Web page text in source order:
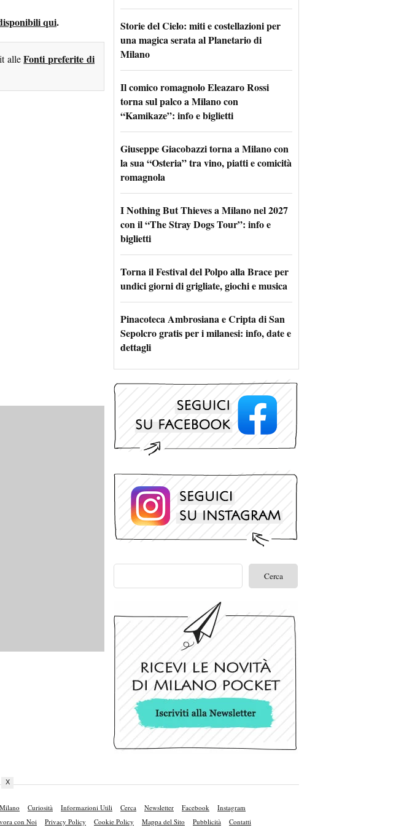
qui.
alleFonti preferite di
Storie del Cielo: miti e costellazioni per
una magica serata al Planetario di
Milano
Il comico romagnolo Eleazaro Rossi
torna sul palco a Milano con
“Kamikaze”: info e biglietti
Giuseppe Giacobazzi torna a Milano con
la sua “Osteria” tra vino, piatti e comicità
romagnola
I Nothing But Thieves a Milano nel 2027
con il “The Stray Dogs Tour”: info e
biglietti
Torna il Festival del Polpo alla Brace per
undici giorni di grigliate, giochi e musica
Pinacoteca Ambrosiana e Cripta di San
Sepolcro gratis per i milanesi: info, date e
dettagli
Curiosità Informazioni Utili Cerca Newsletter Facebook
Instagram
con Noi Privacy Policy Cookie Policy Mappa del Sito Pubblicità Contatti
X